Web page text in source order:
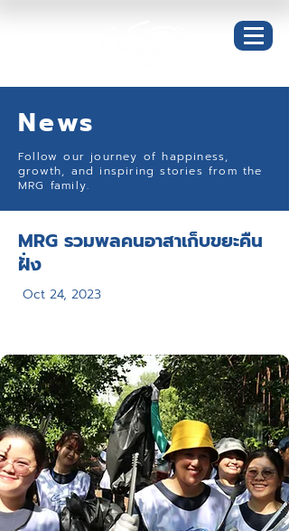
News
Follow our journey of happiness,
growth, and inspiring stories from the
MRG family.
MRG รวมพลคนอาสาเก็บขยะคืน
ฝั่ง
Oct 24, 2023